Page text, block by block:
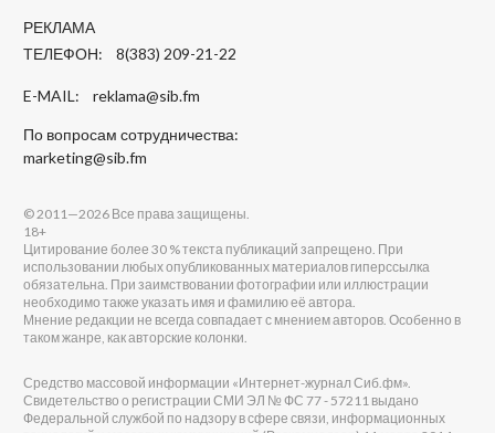
РЕКЛАМА
ТЕЛЕФОН: 8(383) 209-21-22
E-MAIL: reklama@sib.fm
По вопросам сотрудничества:
marketing@sib.fm
© 2011—2026 Все права защищены.
18+
Цитирование более 30 % текста публикаций запрещено. При
использовании любых опубликованных материалов гиперссылка
обязательна. При заимствовании фотографии или иллюстрации
необходимо также указать имя и фамилию её автора.
Мнение редакции не всегда совпадает с мнением авторов. Особенно в
таком жанре, как авторские колонки.
Средство массовой информации «Интернет-журнал Сиб.фм».
Свидетельство о регистрации СМИ ЭЛ № ФС 77 - 57211 выдано
Федеральной службой по надзору в сфере связи, информационных